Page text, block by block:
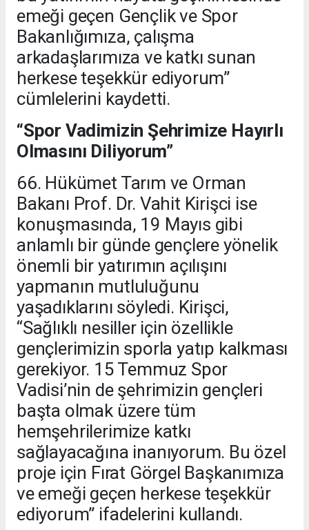
emeği geçen Gençlik ve Spor
Bakanlığımıza, çalışma
arkadaşlarımıza ve katkı sunan
herkese teşekkür ediyorum”
cümlelerini kaydetti.
“Spor Vadimizin Şehrimize Hayırlı
Olmasını Diliyorum”
66. Hükümet Tarım ve Orman
Bakanı Prof. Dr. Vahit Kirişci ise
konuşmasında, 19 Mayıs gibi
anlamlı bir günde gençlere yönelik
önemli bir yatırımın açılışını
yapmanın mutluluğunu
yaşadıklarını söyledi. Kirişci,
“Sağlıklı nesiller için özellikle
gençlerimizin sporla yatıp kalkması
gerekiyor. 15 Temmuz Spor
Vadisi’nin de şehrimizin gençleri
başta olmak üzere tüm
hemşehrilerimize katkı
sağlayacağına inanıyorum. Bu özel
proje için Fırat Görgel Başkanımıza
ve emeği geçen herkese teşekkür
ediyorum” ifadelerini kullandı.